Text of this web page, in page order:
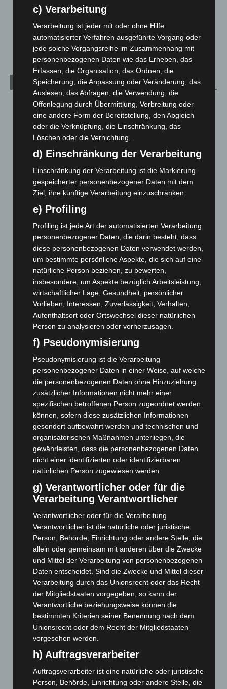
Über uns
Veranstaltungen
1.269
Archiv
August 2026(10)
Juli 2026(73)
Juni 2026(139)
Mai 2026(99)
März 2026(115)
Februar 2026 (109)
Januar 2026(122)
Dezember 2025 (103)
November 2025(114)
Oktober 2025(112)
September 2025(93)
August 2025(90)
Juli 2025(90)
Juni 2025(103)
April 2025(88)
März 2025(111)
Februar 2025(96)
Januar 2025(88)
Dezember 2024(89)
November 2024(94)
Oktober 2024(93)
September 2024(112)
August 2024(107)
Juli 2024 (89)
Juni 2024(107)
Mai 2024(149)
April 2024(102)
März 2024 (103)
Februar 2024(103)
Januar 2024(111)
Dezember 2023(130)
November 2023(130)
Oktober 2023(114)
September 2023 (133)
August 2023(134)
Juli 2023
Juni 2023(142)
c) Verarbeitung
Verarbeitung ist jeder mit oder ohne Hilfe
automatisierter Verfahren ausgeführte Vorgang oder
jede solche Vorgangsreihe im Zusammenhang mit
personenbezogenen Daten wie das Erheben, das
Erfassen, die Organisation, das Ordnen, die
Speicherung, die Anpassung oder Veränderung, das
Auslesen, das Abfragen, die Verwendung, die
Offenlegung durch Übermittlung, Verbreitung oder
eine andere Form der Bereitstellung, den Abgleich
oder die Verknüpfung, die Einschränkung, das
Löschen oder die Vernichtung.
d) Einschränkung der Verarbeitung
Einschränkung der Verarbeitung ist die Markierung
gespeicherter personenbezogener Daten mit dem
Ziel, ihre künftige Verarbeitung einzuschränken.
e) Profiling
Profiling ist jede Art der automatisierten Verarbeitung
personenbezogener Daten, die darin besteht, dass
diese personenbezogenen Daten verwendet werden,
um bestimmte persönliche Aspekte, die sich auf eine
natürliche Person beziehen, zu bewerten,
insbesondere, um Aspekte bezüglich Arbeitsleistung,
wirtschaftlicher Lage, Gesundheit, persönlicher
Vorlieben, Interessen, Zuverlässigkeit, Verhalten,
Aufenthaltsort oder Ortswechsel dieser natürlichen
Person zu analysieren oder vorherzusagen.
f) Pseudonymisierung
Pseudonymisierung ist die Verarbeitung
personenbezogener Daten in einer Weise, auf welche
die personenbezogenen Daten ohne Hinzuziehung
zusätzlicher Informationen nicht mehr einer
spezifischen betroffenen Person zugeordnet werden
können, sofern diese zusätzlichen Informationen
gesondert aufbewahrt werden und technischen und
organisatorischen Maßnahmen unterliegen, die
gewährleisten, dass die personenbezogenen Daten
nicht einer identifizierten oder identifizierbaren
natürlichen Person zugewiesen werden.
g) Verantwortlicher oder für die
Verarbeitung Verantwortlicher
Verantwortlicher oder für die Verarbeitung
Verantwortlicher ist die natürliche oder juristische
Person, Behörde, Einrichtung oder andere Stelle, die
allein oder gemeinsam mit anderen über die Zwecke
und Mittel der Verarbeitung von personenbezogenen
Daten entscheidet. Sind die Zwecke und Mittel dieser
Verarbeitung durch das Unionsrecht oder das Recht
der Mitgliedstaaten vorgegeben, so kann der
Verantwortliche beziehungsweise können die
bestimmten Kriterien seiner Benennung nach dem
Unionsrecht oder dem Recht der Mitgliedstaaten
vorgesehen werden.
h) Auftragsverarbeiter
Auftragsverarbeiter ist eine natürliche oder juristische
Person, Behörde, Einrichtung oder andere Stelle, die